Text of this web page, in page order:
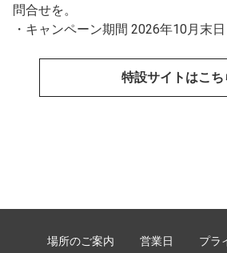
問合せを。
・キャンペーン期間 2026年10月末
特設サイトはこち
場所のご案内 営業日
プラ